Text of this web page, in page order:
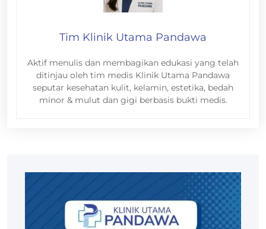
Tim Klinik Utama Pandawa
Aktif menulis dan membagikan edukasi yang telah
ditinjau oleh tim medis Klinik Utama Pandawa
seputar kesehatan kulit, kelamin, estetika, bedah
minor & mulut dan gigi berbasis bukti medis.